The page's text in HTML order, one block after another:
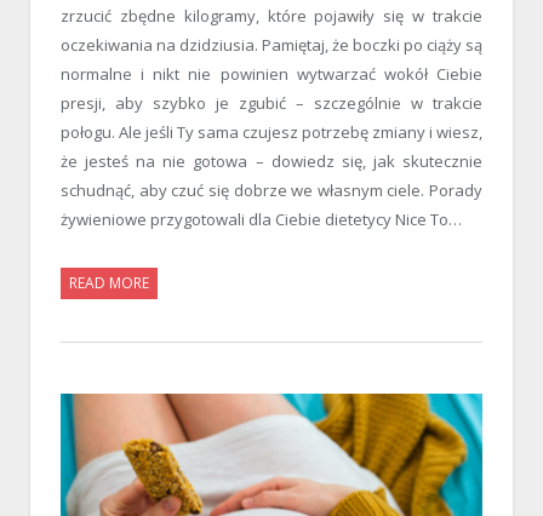
zrzucić zbędne kilogramy, które pojawiły się w trakcie
oczekiwania na dzidziusia. Pamiętaj, że boczki po ciąży są
normalne i nikt nie powinien wytwarzać wokół Ciebie
presji, aby szybko je zgubić – szczególnie w trakcie
połogu. Ale jeśli Ty sama czujesz potrzebę zmiany i wiesz,
że jesteś na nie gotowa – dowiedz się, jak skutecznie
schudnąć, aby czuć się dobrze we własnym ciele. Porady
żywieniowe przygotowali dla Ciebie dietetycy Nice To…
READ MORE